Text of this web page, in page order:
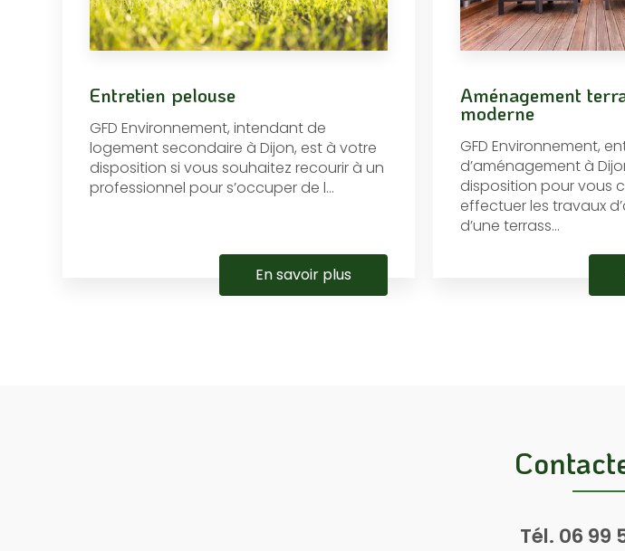
Entretien pelouse
GFD Environnement, intendant de
logement secondaire à Dijon, est à votre
disposition si vous souhaitez recourir à un
professionnel pour s’occuper de l...
En savoir plus
Aménagement
moderne
GFD Environnement,
d’aménagement à
disposition pour vous
effectuer les travaux
d’une terrass...
Tél. 06 99